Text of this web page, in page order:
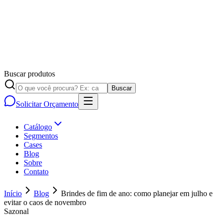
Buscar produtos
Buscar
Solicitar Orçamento
Catálogo
Segmentos
Cases
Blog
Sobre
Contato
Início Blog
Brindes de fim de ano: como planejar em julho e
evitar o caos de novembro
Sazonal